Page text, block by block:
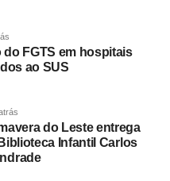
de R$ 3.242 e
ao cargo de agente
agente de combate às
são reservadas
do FGTS em hospitais
ao SUS
do Leste entrega
Infantil Carlos